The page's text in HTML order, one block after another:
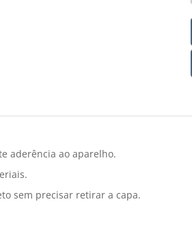
aderência ao aparelho.
sem precisar retirar a capa.